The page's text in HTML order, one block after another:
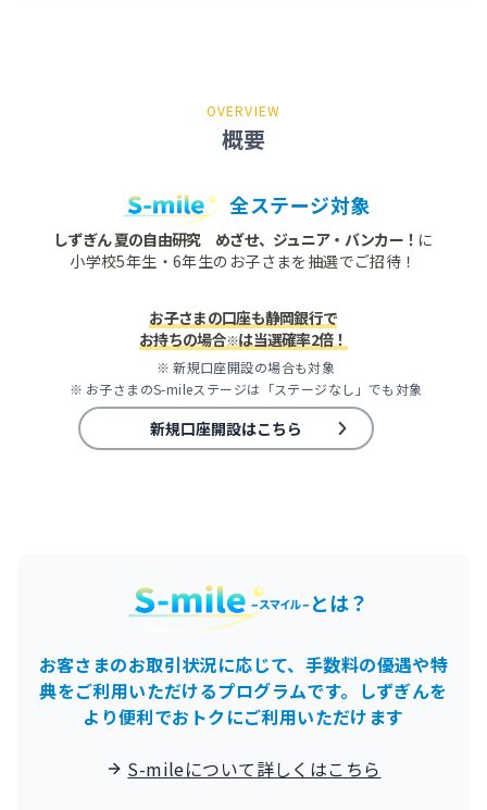
OVERVIEW
概要
全ステージ対象
しずぎん 夏の自由研究 めざせ、ジュニア・バンカー！ に
小学校5年生・6年生のお子さまを抽選でご招待！
お子さまの口座も静岡銀行で
お持ちの場合※は当選確率2倍！
新規口座開設の場合も対象
お子さまのS-mileステージは「ステージなし」でも対象
新規口座開設はこちら
とは？
お客さまのお取引状況に応じて、 手数料の優遇や特
典をご利用いただけるプログラムです。 しずぎんを
より便利でおトクにご利用いただけます
S-mileについて詳しくはこちら